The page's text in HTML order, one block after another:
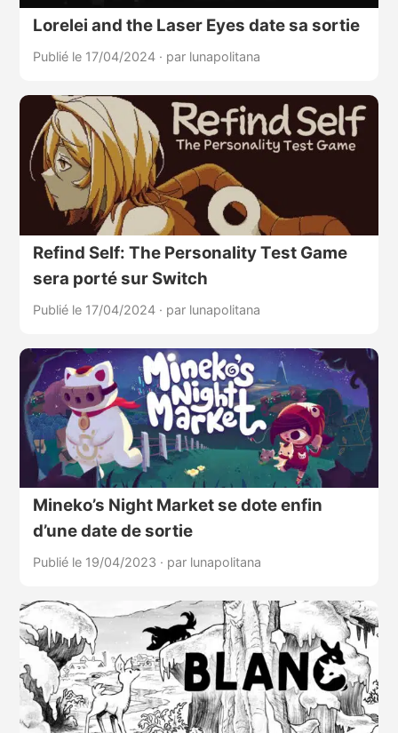
Lorelei and the Laser Eyes date sa sortie
Publié le 17/04/2024 · par lunapolitana
Refind Self: The Personality Test Game
sera porté sur Switch
Publié le 17/04/2024 · par lunapolitana
Mineko’s Night Market se dote enfin
d’une date de sortie
Publié le 19/04/2023 · par lunapolitana